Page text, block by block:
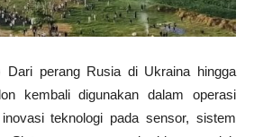
Dari perang Rusia di Ukraina hingga
kembali digunakan dalam operasi
teknologi pada sensor, sistem